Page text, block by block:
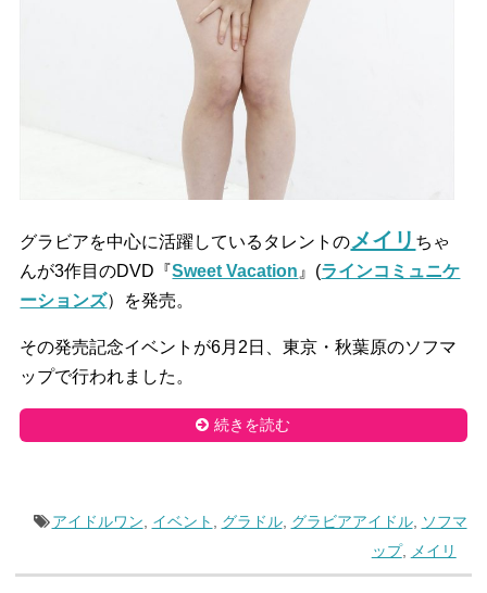
グラビアを中心に活躍しているタレントのメイリ ちゃ
んが3作目のDVD『Sweet Vacation 』(ラインコミュニケ
ーションズ）を発売。
その発売記念イベントが6月2日、東京・秋葉原のソフマ
ップで行われました。
続きを読む
アイドルワン, イベント , グラドル, グラビアアイドル, ソフマ
ップ, メイリ